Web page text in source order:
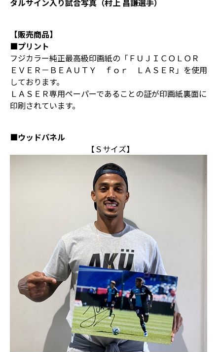
タルサイン入り試合写真（村上 昌謙選手）
【販売商品】
■プリント
フジカラー純正最高級印画紙の「ＦＵＪＩＣＯＬＯＲ
ＥＶＥＲ－ＢＥＡＵＴＹ ｆｏｒ ＬＡＳＥＲ」を使用
しております。
ＬＡＳＥＲ専用ペーパーであることの証が印画紙裏面に
印刷されています。
■ウッドパネル
【Ｓサイズ】